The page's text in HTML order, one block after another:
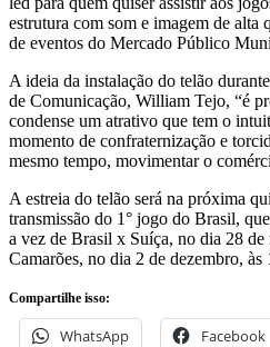
estrutura com som e imagem de alta
de eventos do Mercado Público
A ideia da instalação do telão
de Comunicação, William Tejo, “é
condense um atrativo que tem o
momento de confraternização e
mesmo tempo, movimentar o
A estreia do telão será na próxima
transmissão do 1° jogo do Brasil,
a vez de Brasil x Suíça, no dia 28
Camarões, no dia 2 de dezembro, às
Compartilhe isso:
WhatsApp Facebook